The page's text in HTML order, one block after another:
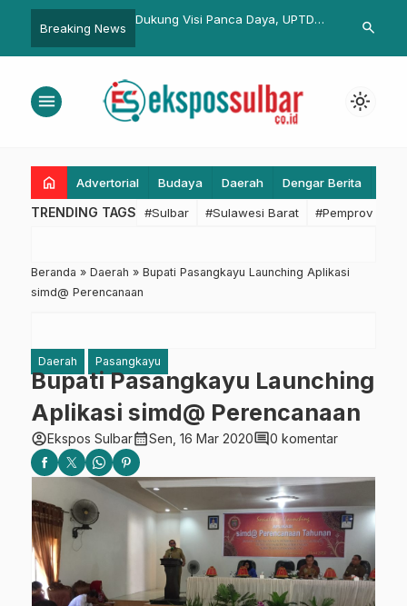
Breaking News
Inovasi
untuk Komoditas
Rapat Fasilitas Pembangunan
Sulbar: Sinergi Pemkab dan
Pembangunan
Semarak
Sepak
search
menu light_mode
home Advertorial Budaya Daerah Dengar Berita
TRENDING TAGS #Sulbar #Sulawesi Barat #Pemprov
Beranda » Daerah » Bupati Pasangkayu Launching Aplikasi
simd@ Perencanaan
Daerah Pasangkayu
Bupati Pasangkayu Launching
Aplikasi simd@ Perencanaan
account_circleEkspos Sulbarcalendar_monthSen, 16 Mar 2020comment0 komentar